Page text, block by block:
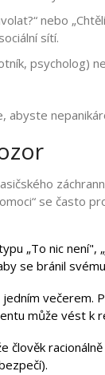
nebo
sítí.
psycholog)
se často
„To nic není",
se bránil
večerem.
může vést k
člověk